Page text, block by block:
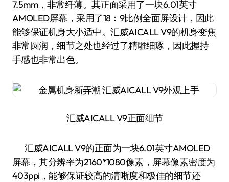
7.5mm，非常纤薄。其正面采用了一块6.01英寸
AMOLED屏幕，采用了18：9比例全面屏设计，因此
能够保证机身大小适中。汇威AICALL V9的机身变焦
非常圆润，细节之处也经过了精雕细琢，因此握持
手感也非常出色。
汇威AICALL V9正面细节
汇威AICALL V9的正面为一块6.01英寸AMOLED
屏幕，其分辨率为2160*1080像素，屏幕像素密度为
403ppi，能够保证较高的清晰度和极佳的细节还